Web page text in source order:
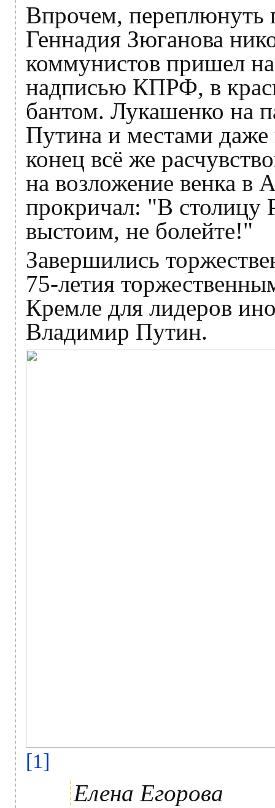
Впрочем, переплюнуть
Геннадия Зюганова
коммунистов пришел
надписью КПРФ, в
бантом. Лукашенко на
Путина и местами даже
конец всё же
на возложение венка в
прокричал: "В
выстоим, не болейте!"
Завершились
75-летия
Кремле для лидеров
Владимир Путин.
[1]
Елена Егорова